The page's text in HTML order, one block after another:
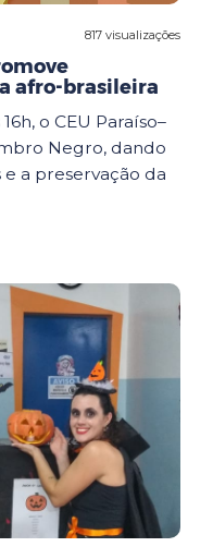
817 visualizações
afro-brasileira
o CEU Paraíso–
Negro, dando
a preservação da